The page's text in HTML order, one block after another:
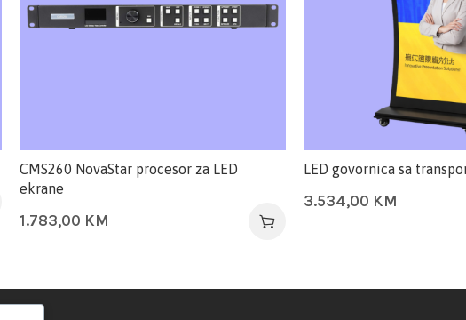
CMS260 NovaStar procesor za LED
ekrane
1.783,00 KM
LED govornica sa
3.534,00 KM